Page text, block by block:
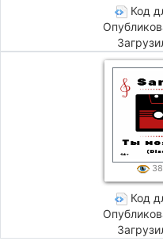
Код
38
Код